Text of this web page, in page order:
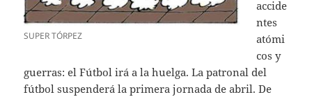
SUPER TÓRPEZ
accide
ntes
atómi
cos y
guerras: el Fútbol irá a la huelga. La patronal del
fútbol suspenderá la primera jornada de abril. De